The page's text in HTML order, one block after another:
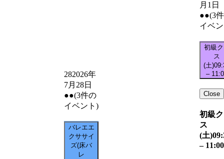
282026年
7月28日
●●(3件の
イベント)
バレエエ
クササイ
ズ(床バ
レ
月1日
●●(3
イベ
初級
ス
(土)
–
Close
初級
ス
(土)
– 11:00